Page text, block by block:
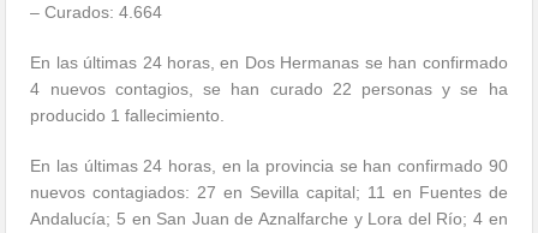
– Curados: 4.664
En las últimas 24 horas, en Dos Hermanas se han confirmado
4 nuevos contagios, se han curado 22 personas y se ha
producido 1 fallecimiento.
En las últimas 24 horas, en la provincia se han confirmado 90
nuevos contagiados: 27 en Sevilla capital; 11 en Fuentes de
Andalucía; 5 en San Juan de Aznalfarche y Lora del Río; 4 en